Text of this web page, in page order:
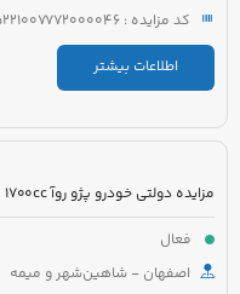
کد مزایده : 5221007772000046
اطلاعات بیشتر
فعال
اصفهان - شاهین‌شهر و میمه